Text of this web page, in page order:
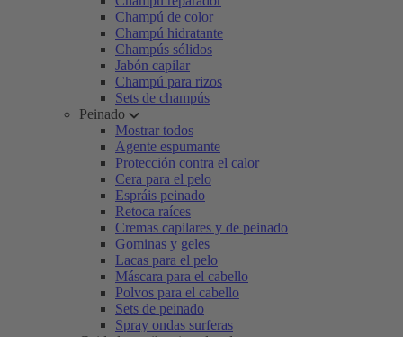
Champú de color
Champú hidratante
Champús sólidos
Jabón capilar
Champú para rizos
Sets de champús
Peinado
Mostrar todos
Agente espumante
Protección contra el calor
Cera para el pelo
Espráis peinado
Retoca raíces
Cremas capilares y de peinado
Gominas y geles
Lacas para el pelo
Máscara para el cabello
Polvos para el cabello
Sets de peinado
Spray ondas surferas